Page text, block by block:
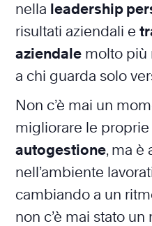
nella leadership
risultati aziendali e
aziendale molto più
a chi guarda solo
Non c’è mai un
migliorare le
autogestione, ma è
nell’ambiente
cambiando a un
non c’è mai stato